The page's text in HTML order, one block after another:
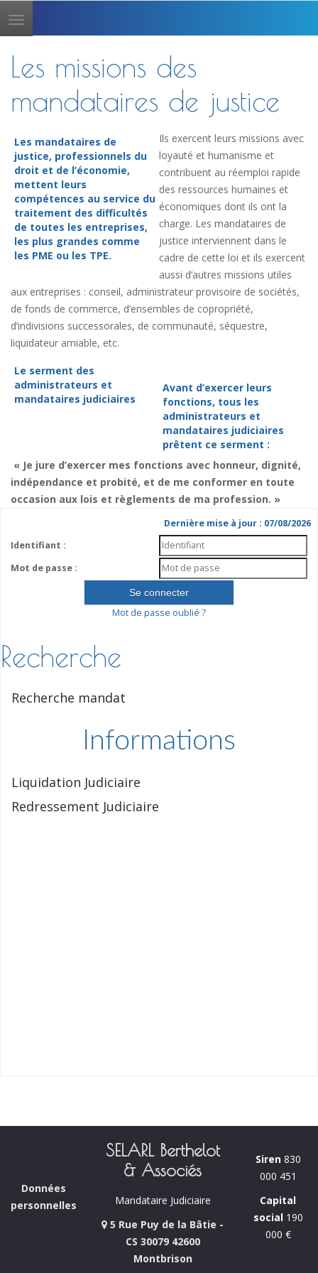
Toggle
navigation
Les missions des
mandataires de justice
Les mandataires de
justice, professionnels du
droit et de l’économie,
mettent leurs
compétences au service du
traitement des difficultés
de toutes les entreprises,
les plus grandes comme
les PME ou les TPE.
Ils exercent leurs missions avec
loyauté et humanisme et
contribuent au réemploi rapide
des ressources humaines et
économiques dont ils ont la
charge. Les mandataires de
justice interviennent dans le
cadre de cette loi et ils exercent
aussi d’autres missions utiles
aux entreprises : conseil, administrateur provisoire de sociétés,
de fonds de commerce, d’ensembles de copropriété,
d’indivisions successorales, de communauté, séquestre,
liquidateur amiable, etc.
Le serment des
administrateurs et
mandataires judiciaires
Avant d’exercer leurs
fonctions, tous les
administrateurs et
mandataires judiciaires
prêtent ce serment :
« Je jure d’exercer mes fonctions avec honneur, dignité,
indépendance et probité, et de me conformer en toute
occasion aux lois et règlements de ma profession. »
Dernière mise à jour : 07/08/2026
Identifiant :
Mot de passe :
Mot de passe oublié ?
Recherche
Recherche mandat
Informations
Liquidation Judiciaire
Redressement Judiciaire
Données
personnelles
SELARL Berthelot
& Associés
Mandataire Judiciaire
5 Rue Puy de la Bâtie -
CS 30079 42600
Montbrison
Siren830
000 451
Capital
social190
000 €